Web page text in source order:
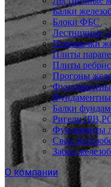
Балки
Блоки ФБС
Лестничные
Перемычки
Плиты
Плиты
Прогоны
Балки
Ригели
Фундаменты
Сваи
Забор
О компании